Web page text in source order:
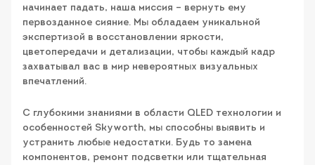
начинает падать, наша миссия – вернуть ему
первозданное сияние. Мы обладаем уникальной
экспертизой в восстановлении яркости,
цветопередачи и детализации, чтобы каждый кадр
захватывал вас в мир невероятных визуальных
впечатлений.
С глубокими знаниями в области QLED технологии и
особенностей Skyworth, мы способны выявить и
устранить любые недостатки. Будь то замена
компонентов, ремонт подсветки или тщательная